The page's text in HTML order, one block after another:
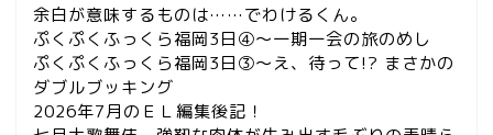
余白が意味するものは……でわけるくん。
ぷくぷくふっくら福岡3日④～一期一会の旅のめし
ぷくぷくふっくら福岡3日③～え、待って!? まさかの
ダブルブッキング
2026年7月のＥＬ編集後記！